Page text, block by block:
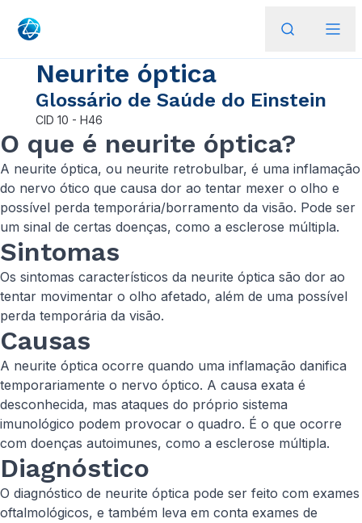
Neurite óptica
Glossário de Saúde do Einstein
CID 10 - H46
O que é neurite óptica?
A neurite óptica, ou neurite retrobulbar, é uma inflamação
do nervo ótico que causa dor ao tentar mexer o olho e
possível perda temporária/borramento da visão. Pode ser
um sinal de certas doenças, como a esclerose múltipla.
Sintomas
Os sintomas característicos da neurite óptica são dor ao
tentar movimentar o olho afetado, além de uma possível
perda temporária da visão.
Causas
A neurite óptica ocorre quando uma inflamação danifica
temporariamente o nervo óptico. A causa exata é
desconhecida, mas ataques do próprio sistema
imunológico podem provocar o quadro. É o que ocorre
com doenças autoimunes, como a esclerose múltipla.
Diagnóstico
O diagnóstico de neurite óptica pode ser feito com exames
oftalmológicos, e também leva em conta exames de